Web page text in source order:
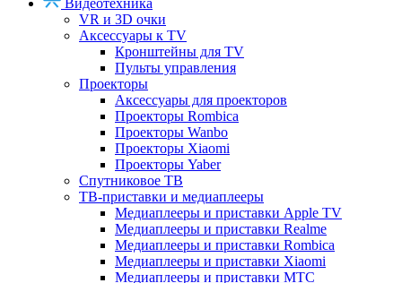
Видеотехника
VR и 3D очки
Аксессуары к TV
Кронштейны для TV
Пульты управления
Проекторы
Аксессуары для проекторов
Проекторы Rombica
Проекторы Wanbo
Проекторы Xiaomi
Проекторы Yaber
Спутниковое ТВ
ТВ-приставки и медиаплееры
Медиаплееры и приставки Apple TV
Медиаплееры и приставки Realme
Медиаплееры и приставки Rombica
Медиаплееры и приставки Xiaomi
Медиаплееры и приставки МТС